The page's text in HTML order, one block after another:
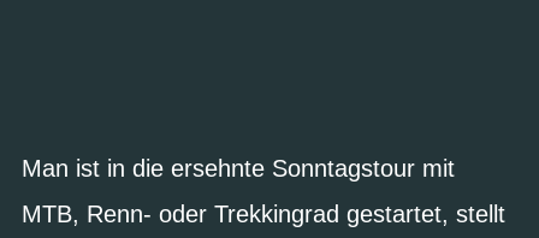
Man ist in die ersehnte Sonntagstour mit
MTB, Renn- oder Trekkingrad gestartet, stellt